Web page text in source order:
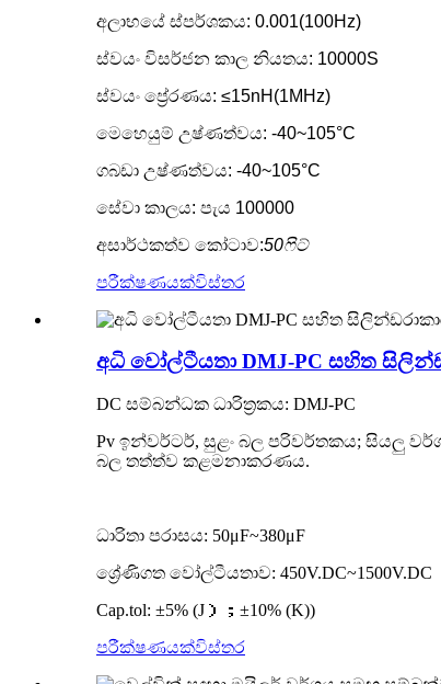
අලාභයේ ස්පර්ශකය: 0.001(100Hz)
ස්වයං විසර්ජන කාල නියතය: 10000S
ස්වයං ප්‍රේරණය: ≤15nH(1MHz)
මෙහෙයුම් උෂ්ණත්වය: -40~105°C
ගබඩා උෂ්ණත්වය: -40~105°C
සේවා කාලය: පැය 100000
අසාර්ථකත්ව කෝටාව:50ෆිට්
පරීක්ෂණයක්විස්තර
අධි වෝල්ටීයතා DMJ-PC සහිත
DC සම්බන්ධක ධාරිත්‍රකය: DMJ-PC
Pv ඉන්වර්ටර්, සුළං බල පරිවර්තකය; සියලු
බල තත්ත්ව කළමනාකරණය.
ධාරිතා පරාසය: 50μF~380μF
ශ්‍රේණිගත වෝල්ටීයතාව: 450V.DC~1500V.DC
Cap.tol: ±5% (J）；±10% (K))
පරීක්ෂණයක්විස්තර